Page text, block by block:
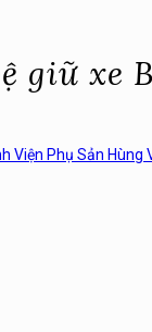
giữ xe
Viện Phụ Sản Hùng